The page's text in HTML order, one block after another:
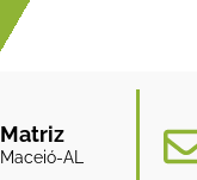
Matriz
Maceió-AL